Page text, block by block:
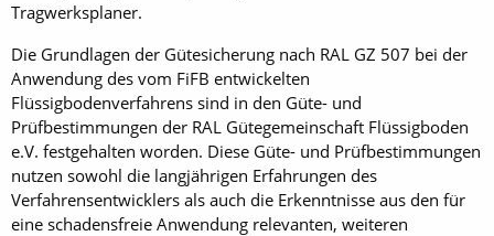
Tragwerksplaner.
Die Grundlagen der Gütesicherung nach RAL GZ 507 bei der
Anwendung des vom FiFB entwickelten
Flüssigbodenverfahrens sind in den Güte- und
Prüfbestimmungen der RAL Gütegemeinschaft Flüssigboden
e.V. festgehalten worden. Diese Güte- und Prüfbestimmungen
nutzen sowohl die langjährigen Erfahrungen des
Verfahrensentwicklers als auch die Erkenntnisse aus den für
eine schadensfreie Anwendung relevanten, weiteren